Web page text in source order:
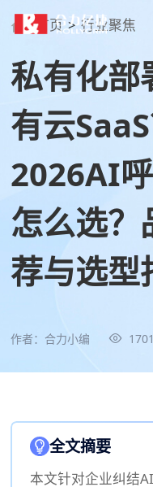
首页 > 行业聚焦
私有化
有云SaaS
2026AI
怎么选？
荐与选型
作者：合力小编 1701
全文摘要
本文针对企业纠结